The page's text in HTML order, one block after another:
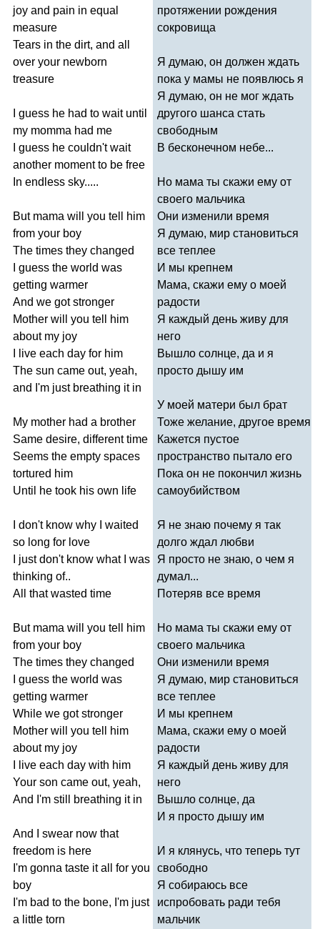
joy and pain in equal
measure
Tears in the dirt, and all
over your newborn
treasure
guess he had to wait until
my momma had me
guess he couldn't wait
another moment to be free
In endless sky.....
But mama will you tell
him
from your boy
The times they changed
guess the world was
getting warmer
And we got stronger
Mother will you tell
him
about my joy
live each day for him
The sun came out, yeah,
and I'm just breathing it in
My mother had a brother
Same desire, different time
Seems the empty spaces
tortured him
Until
he took his own life
don't know why
waited
so long for love
just don't know what
was
thinking of..
All
that wasted time
But mama will you tell
him
from your boy
The times they changed
guess the world was
getting warmer
While we got stronger
Mother will you tell
him
about my joy
live each day with him
Your son came out, yeah,
And I'm still breathing it in
And swear now that
freedom is here
I'm gonna taste it all for you
boy
I'm bad to the bone, I'm just
a little torn
протяжении рождения
сокровища
Я думаю, он должен ждать
пока у мамы не появлюсь я
Я думаю, он не мог ждать
другого шанса стать
свободным
В бесконечном небе...
Но мама ты скажи ему от
своего мальчика
Они изменили время
Я думаю, мир становиться
все теплее
И мы крепнем
Мама, скажи ему о моей
радости
Я каждый день живу для
него
Вышло солнце, да и я
просто дышу им
У моей матери был брат
Тоже желание, другое время
Кажется пустое
пространство пытало его
Пока он не покончил жизнь
самоубийством
Я не знаю почему я так
долго ждал любви
Я просто не знаю, о чем я
думал...
Потеряв все время
Но мама ты скажи ему от
своего мальчика
Они изменили время
Я думаю, мир становиться
все теплее
И мы крепнем
Мама, скажи ему о моей
радости
Я каждый день живу для
него
Вышло солнце, да
И я просто дышу им
И я клянусь, что теперь тут
свободно
Я собираюсь все
испробовать ради тебя
мальчик